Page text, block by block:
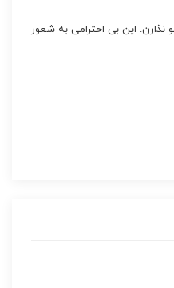
نذارن. این بی احترامی به شعور